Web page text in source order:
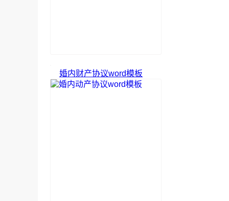
婚内财产协议word模板